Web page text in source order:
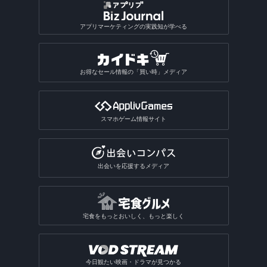
バレーゲームアプリ
ビリヤードゲームアプリ
チンチロリンアプリ
パズルボブル系ゲームアプリ
モンスト系ゲームアプリ
不思議のダンジョン系アプリ
3Dサンドボックスアプリ
クラロワ系対戦ゲームアプリ
就活アプリ
バイト探しアプリ
インターンアプリ
人材派遣求人情報アプリ
SNS一括投稿アプリ
匿名SNSアプリ
アバターSNSアプリ
読書記録・本棚管理アプリ
四柱推命アプリ
動物占いアプリ
おみくじアプリ
性格診断アプリ
ギャンブルアプリ総合
宝くじアプリ
公営ギャンブルアプリ
芸術・文化アプリ
芸術鑑賞アプリ
サブカルチャーアプリ
VTuberアプリ
テレビアプリ
テレビアプリ総合
TV番組表アプリ
テレビリモコンアプリ
オタクアプリ総合
動画ファイル形式変換アプリ
動画モザイクアプリ
動画分割アプリ
動画に文字を入れるアプリ
写真を動画にするアプリ
動画を写真にするアプリ
同じ写真を探すアプリアプリマーケティングの実践知が学べる
お得なセール情報の「買い時」メディア
スマホゲーム情報サイト
出会いを応援するメディア
宅食をもっとおいしく、もっと楽しく
今日観たい映画・ドラマが見つかる